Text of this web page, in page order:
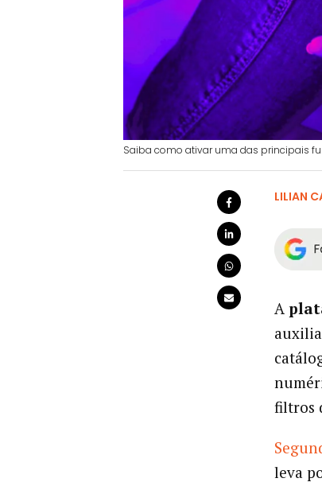
Saiba como ativar uma das principais
LILIAN
A
filtros
leva